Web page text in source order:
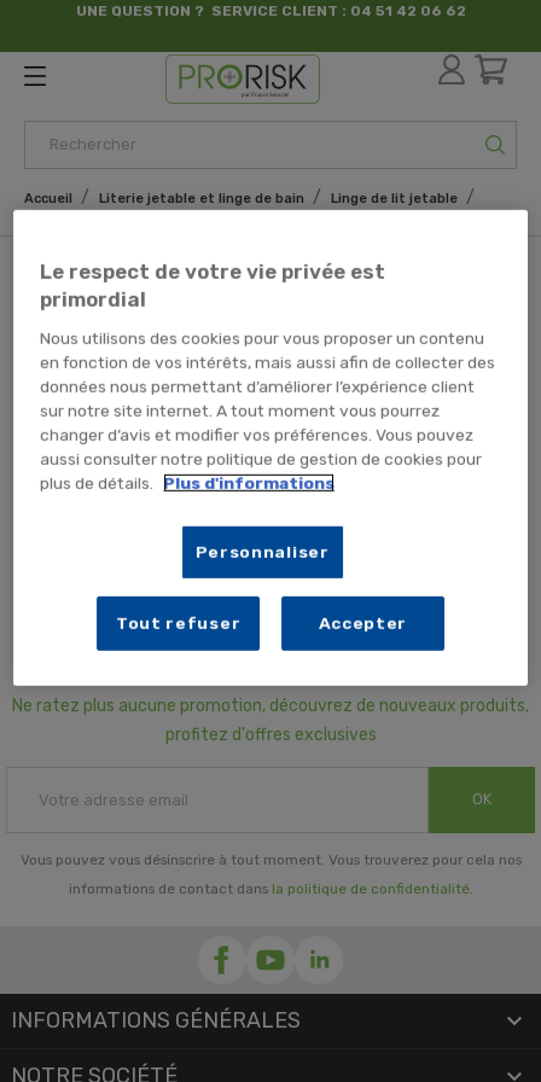
UNE QUESTION ? SERVICE CLIENT : 04 51 42 06 62
par France Sécurité
Accueil Literie jetable et linge de bain
Linge de lit jetable
Oreillers jetables 40x70
Oreillers jetables 40x70
Désolé pour la gêne occasionnée
Renouvelez votre recherche
Ne ratez plus aucune promotion, découvrez de nouveaux produits,
profitez d'offres exclusives
OK
Vous pouvez vous désinscrire à tout moment. Vous trouverez pour cela nos
informations de contact dans la politique de confidentialité.
INFORMATIONS GÉNÉRALES 
NOTRE SOCIÉTÉ
Le respect de votre vie privée est
primordial
Nous utilisons des cookies pour vous proposer un contenu
en fonction de vos intérêts, mais aussi afin de collecter des
données nous permettant d’améliorer l’expérience client
sur notre site internet. A tout moment vous pourrez
changer d’avis et modifier vos préférences. Vous pouvez
aussi consulter notre politique de gestion de cookies pour
plus de détails.
Plus d'informations
Personnaliser
Tout refuser Accepter